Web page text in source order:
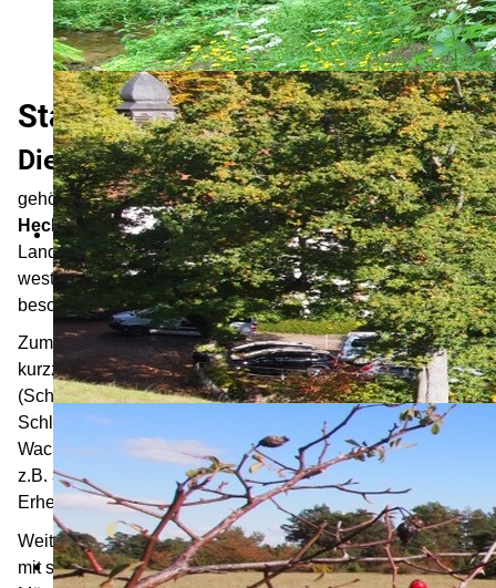
Start
Die Landschaft um Weil der Stadt…
gehört zum Übergang vomNordschwarzwaldzum
Heckengäu
. Die östlich liegenden, von
Landwirtschaft geprägten Gäulandschaften und der
westlich folgende waldreiche Nordschwarzwald sind von
besonderem Reiz:
Zum einen gibt es die allgegenwärtigen – im Frühjahr
kurzzeitig herrlich weiß blühenden Schwarzdornhecken
(Schlehen) - deswegen nennt man ein Teilgebiet auch
Schlehengäu- zum anderen auf den Höhen einladende
Wacholderheiden mit Silberdisteln, Küchenschellen wie
z.B. auf dem Büchelberg oder Venusberg. Die höchsten
Erhebungen reichen bis 600m.
Weiter zieht sich durch das Gebiet das FlüsschenWürm,
mit seinem Ursprung nahe Hildrizhausen und der